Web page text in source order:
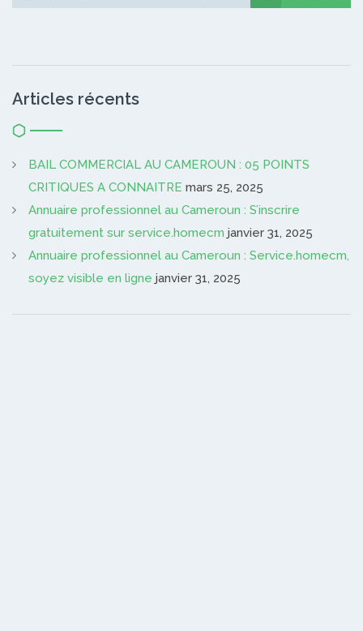
Articles récents
BAIL COMMERCIAL AU CAMEROUN : 05 POINTS
CRITIQUES A CONNAITRE mars 25, 2025
Annuaire professionnel au Cameroun : S’inscrire
gratuitement sur service.homecm janvier 31, 2025
Annuaire professionnel au Cameroun : Service.homecm,
soyez visible en ligne janvier 31, 2025